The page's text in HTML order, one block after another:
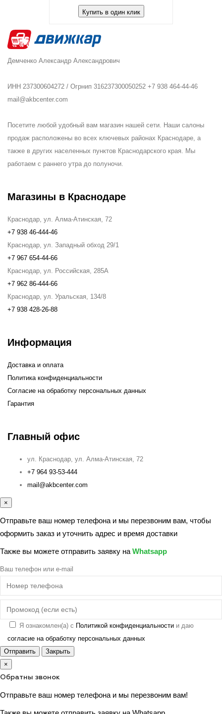
Купить в один клик
Демченко Александр Александрович
ИНН 237300604272 / Огрнип 316237300050252 +7 938 464-44-46
mail@akbcenter.com
Посетите любой удобный вам магазин нашей сети. Наши салоны
продаж расположены во всех ключевых районах Краснодаре, а
также в других населенных пунктов Краснодарского края. Мы
работаем с раннего утра до полуночи.
Магазины в Краснодаре
Краснодар, ул. Алма-Атинская, 72
+7 938 46-444-46
Краснодар, ул. Западный обход 29/1
+7 967 654-44-66
Краснодар, ул. Российская, 285А
+7 962 86-444-66
Краснодар, ул. Уральская, 134/8
+7 938 428-26-88
Информация
Доставка и оплата
Политика конфиденциальности
Согласие на обработку персональных данных
Гарантия
Главный офис
ул. Краснодар, ул. Алма-Атинская, 72
+7 964 93-53-444
mail@akbcenter.com
×
Отправьте ваш номер телефона и мы перезвоним вам, чтобы
оформить заказ и уточнить адрес и время доставки
Также вы можете отправить заявку на Whatsapp
Ваш телефон или e-mail
Я ознакомлен(а) с Политикой конфиденциальности и даю
согласие на обработку персональных данных
Отправить
Закрыть
×
Обратны звонок
Отправьте ваш номер телефона и мы перезвоним вам!